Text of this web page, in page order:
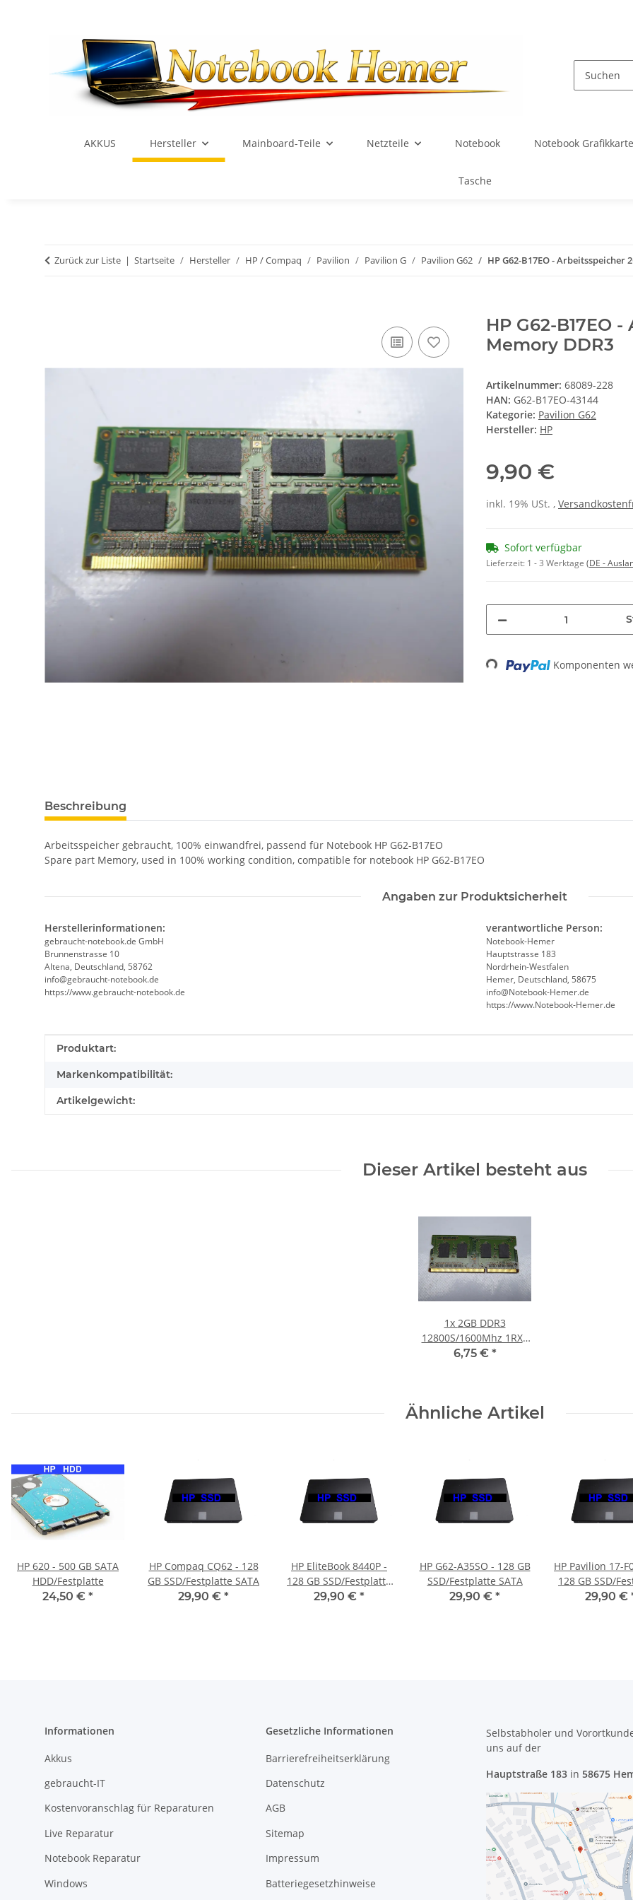
AKKUS Hersteller Mainboard-Teile Netzteile Notebook Notebook
Tasche
Zurück zur Liste Startseite Hersteller HP / Compaq Pavilion Pavilion G Pavilion G62 HP G62-B17EO - Arbeitsspeicher
HP G62-B17EO
Memory DDR3
Artikelnummer: 68089-228
HAN: G62-B17EO-43144
Kategorie: Pavilion G62
Hersteller: HP
9,90 €
inkl. 19% USt. ,
Sofort verfügbar
Lieferzeit: 1 - 3 Werktage (DE -
Loading... Komponenten
Beschreibung
Arbeitsspeicher gebraucht, 100% einwandfrei, passend für Notebook HP G62-B17EO
Spare part Memory, used in 100% working condition, compatible for notebook HP G62-B17EO
Angaben zur Produktsicherheit
Herstellerinformationen:
gebraucht-notebook.de GmbH
Brunnenstrasse 10
Altena, Deutschland, 58762
info@gebraucht-notebook.de
https://www.gebraucht-notebook.de
verantwortliche Person:
Notebook-Hemer
Hauptstrasse 183
Nordrhein-Westfalen
Hemer, Deutschland, 58675
info@Notebook-Hemer.de
https://www.Notebook-Hemer.de
Produkteigenschaft
Wert
Produktart:
Markenkompatibilität:
Artikelgewicht:
Dieser Artikel besteht aus
1x 2GB DDR3
12800S/1600Mhz 1RX8
Notebook SO-DIMM
6,75 € *
Ähnliche Artikel
HP 620 - 500 GB SATA
HDD/Festplatte
24,50 € *
HP Compaq CQ62 - 128
GB SSD/Festplatte SATA
29,90 € *
HP EliteBook 8440P -
128 GB SSD/Festplatte
SATA
29,90 € *
HP G62-A35SO - 128 GB
SSD/Festplatte SATA
29,90 € *
HP Pavilion 17-
128 GB SSD/
SATA
29,90 €
Informationen
Akkus
gebraucht-IT
Kostenvoranschlag für Reparaturen
Live Reparatur
Notebook Reparatur
Windows
Gesetzliche Informationen
Barrierefreiheitserklärung
Datenschutz
AGB
Sitemap
Impressum
Batteriegesetzhinweise
Selbstabholer und
uns auf der
Hauptstraße 183 in 58675